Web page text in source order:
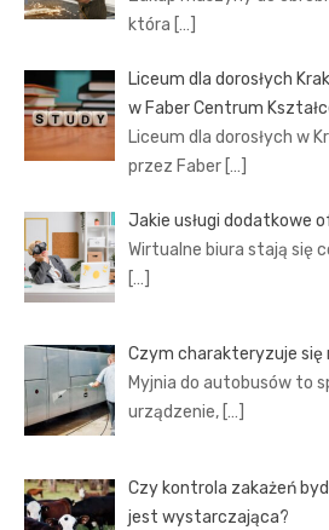
która […]
Liceum dla dorosłych
w Faber Centrum
Liceum dla dorosłych w
przez Faber […]
Jakie usługi dodatkowe
Wirtualne biura stają się
[…]
Czym charakteryzuje się
Myjnia do autobusów to
urządzenie, […]
Czy kontrola zakażeń
jest wystarczająca?